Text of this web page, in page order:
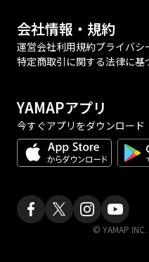
会社情報・規約
運営会社利用規約プライバシ
特定商取引に関する法律に基
YAMAPアプリ
今すぐアプリをダウンロード
© YAMAP